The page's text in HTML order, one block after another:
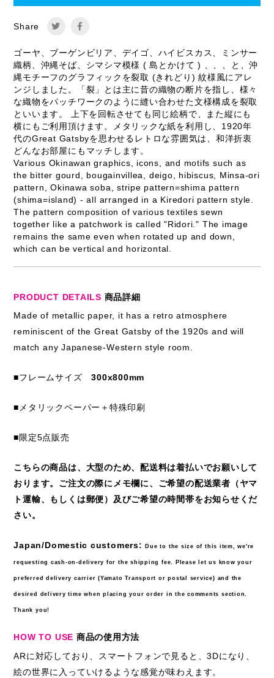
Share
ゴーヤ、ブーゲンビリア、デイゴ、ハイビスカス、ミンサー
織柄、沖縄そば、シマシマ模様 ( 島とかけて ) 、、、と、沖
縄モチーフのグラフィックを裂取 (きれどり) 紋様風にアレ
ンジしました。「裂」とは主に昔の織物の断片を指し、様々
な織物をパッチワークのように縫い合わせた文様構成を裂取
といいます。 上下を回転させても同じ絵柄で、また縦にも
横にもご利用頂けます。メタリックな紙を利用し、1920年
代のGreat Gatsbyを思わせるレトロな雰囲気は、和洋折衷
どんなお部屋にもマッチします。
Various Okinawan graphics, icons, and motifs such as
the bitter gourd, bougainvillea, deigo, hibiscus, Minsa-ori
pattern, Okinawa soba, stripe pattern=shima pattern
(shima=island) - all arranged in a Kiredori pattern style.
The pattern composition of various textiles sewn
together like a patchwork is called "Ridori." The image
remains the same even when rotated up and down,
which can be vertical and horizontal.
PRODUCT DETAILS 商品詳細
Made of metallic paper, it has a retro atmosphere
reminiscent of the Great Gatsby of the 1920s and will
match any Japanese-Western style room.
■フレームサイズ300x800mm
■メタリックペーパー＋特殊印刷
■限定5点販売
こちらの商品は、大型のため、配送料は着払いでお願いして
おります。ご注文の際にメモ欄に、ご希望の配送業者（ヤマ
ト運輸、もしくは郵便）及びご希望の時間帯をお知らせくだ
さい。
Japan/Domestic customers:Due to the size of this item, we're
requesting cash-on-delivery for the shipping fee. Please let us know your
preferred delivery carrier (Yamato Transport or postal service) and the
desired delivery time when placing your order in the comments section.
Thank you!
HOW TO USE 商品の使用方法
ARに対応しており、スマートフォンで見ると、3Dになり、
絵の世界に入っていけるような感覚が味わえます。